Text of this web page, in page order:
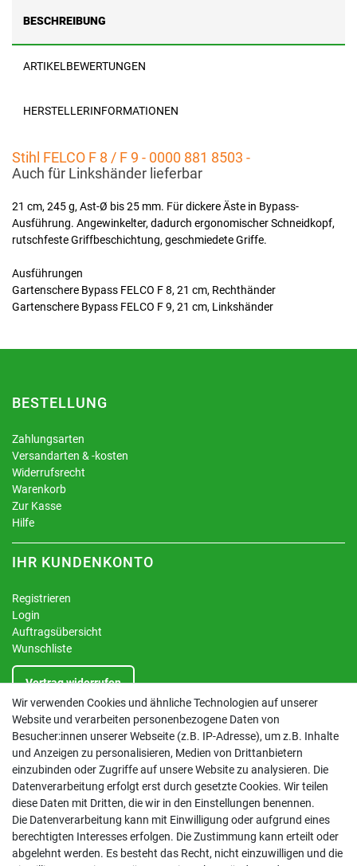
BESCHREIBUNG
ARTIKELBEWERTUNGEN
HERSTELLERINFORMATIONEN
Stihl FELCO F 8 / F 9 - 0000 881 8503 -
Auch für Linkshänder lieferbar
21 cm, 245 g, Ast-Ø bis 25 mm. Für dickere Äste in Bypass-
Ausführung. Angewinkelter, dadurch ergonomischer Schneidkopf,
rutschfeste Griffbeschichtung, geschmiedete Griffe.
Ausführungen
Gartenschere Bypass FELCO F 8, 21 cm, Rechthänder
Gartenschere Bypass FELCO F 9, 21 cm, Linkshänder
BESTELLUNG
Zahlungsarten
Versandarten & -kosten
Widerrufsrecht
Warenkorb
Zur Kasse
Hilfe
IHR KUNDENKONTO
Registrieren
Login
Auftragsübersicht
Wunschliste
Vertrag widerrufen
INFORMATIONEN
Kontakt
Datenschutzerklärung
AGB
Impressum
Barrierefreiheitserklärung
Altbatterie-Ensorgung
Wir verwenden Cookies und ähnliche Technologien auf unserer
Website und verarbeiten personenbezogene Daten von
Besucher:innen unserer Webseite (z.B. IP-Adresse), um z.B. Inhalte
und Anzeigen zu personalisieren, Medien von Drittanbietern
einzubinden oder Zugriffe auf unsere Website zu analysieren. Die
Datenverarbeitung erfolgt erst durch gesetzte Cookies. Wir teilen
diese Daten mit Dritten, die wir in den Einstellungen benennen.
Die Datenverarbeitung kann mit Einwilligung oder aufgrund eines
berechtigten Interesses erfolgen. Die Zustimmung kann erteilt oder
abgelehnt werden. Es besteht das Recht, nicht einzuwilligen und die